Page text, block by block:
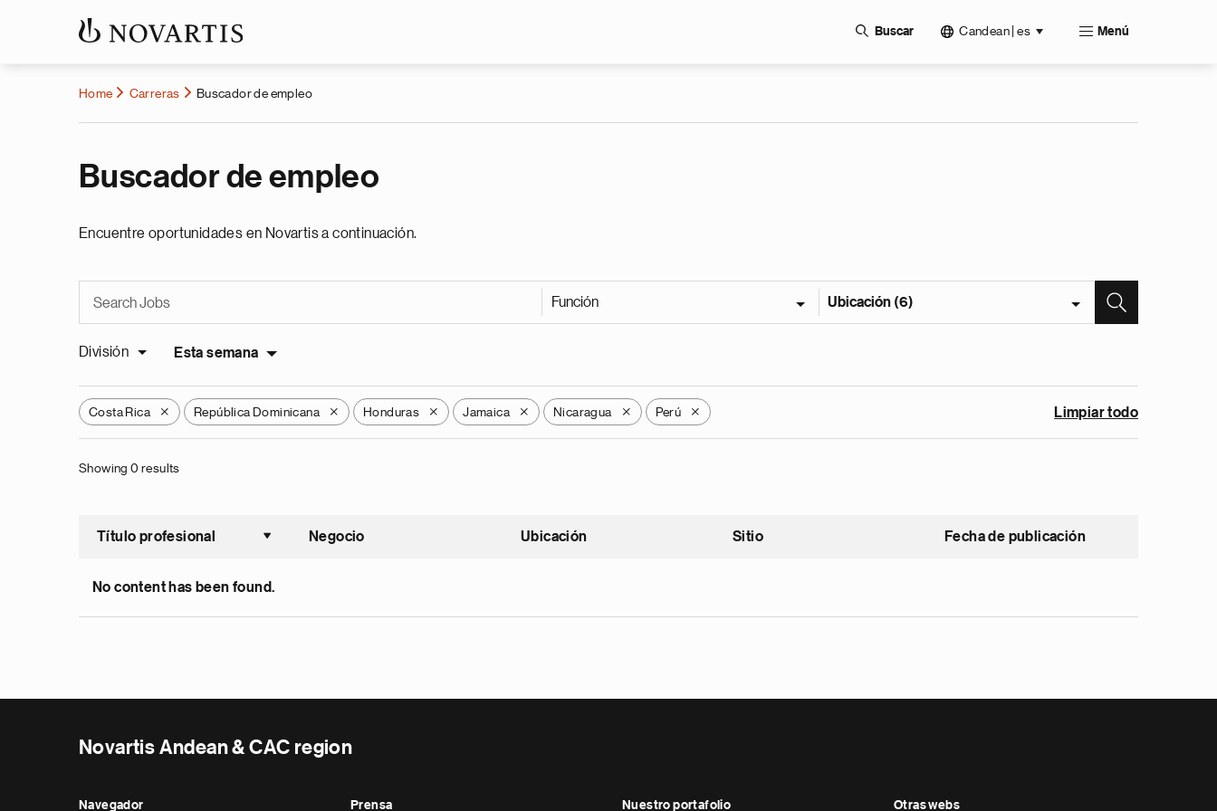
Buscar Candean | es Menú
Home Carreras Buscador de empleo
Buscador de empleo
Encuentre oportunidades en Novartis a continuación.
Función Ubicación (6)
División Esta semana
Costa Rica X República Dominicana X Honduras X Jamaica X Nicaragua X Perú X Limpiar todo
Showing 0 results
Título profesional
Ordenar ascendente
Negocio Ubicación Sitio Fecha de publicación
No content has been found.
Novartis Andean & CAC region
Navegador Prensa Nuestro portafolio Otras webs